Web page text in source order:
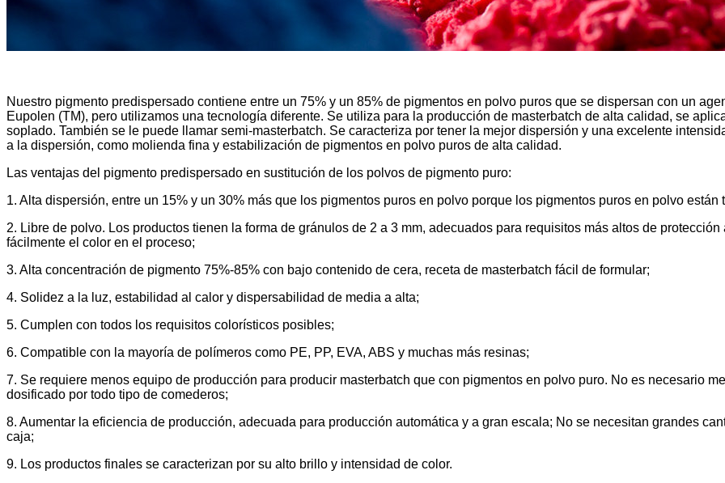
Nuestro pigmento predispersado contiene entre un 75% y un 85% de pigmentos en polvo puros que se dispersan con un
Eupolen (TM), pero utilizamos una tecnología diferente. Se utiliza para la producción de masterbatch de alta calidad, se
soplado. También se le puede llamar semi-masterbatch. Se caracteriza por tener la mejor dispersión y una excelente
a la dispersión, como molienda fina y estabilización de pigmentos en polvo puros de alta calidad.
Las ventajas del pigmento predispersado en sustitución de los polvos de pigmento puro:
1. Alta dispersión, entre un 15% y un 30% más que los pigmentos puros en polvo porque los pigmentos puros en polvo están
2. Libre de polvo. Los productos tienen la forma de gránulos de 2 a 3 mm, adecuados para requisitos más altos de
fácilmente el color en el proceso;
3. Alta concentración de pigmento 75%-85% con bajo contenido de cera, receta de masterbatch fácil de formular;
4. Solidez a la luz, estabilidad al calor y dispersabilidad de media a alta;
5. Cumplen con todos los requisitos colorísticos posibles;
6. Compatible con la mayoría de polímeros como PE, PP, EVA, ABS y muchas más resinas;
7. Se requiere menos equipo de producción para producir masterbatch que con pigmentos en polvo puro. No es necesario
dosificado por todo tipo de comederos;
8. Aumentar la eficiencia de producción, adecuada para producción automática y a gran escala; No se necesitan grandes
caja;
9. Los productos finales se caracterizan por su alto brillo y intensidad de color.